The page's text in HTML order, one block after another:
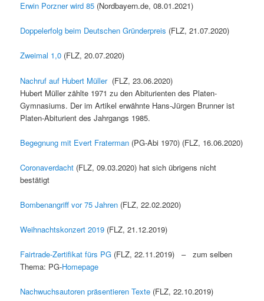
Erwin Porzner wird 85 (Nordbayern.de, 08.01.2021)
Doppelerfolg beim Deutschen Gründerpreis (FLZ, 21.07.2020)
Zweimal 1,0 (FLZ, 20.07.2020)
Nachruf auf Hubert Müller(FLZ, 23.06.2020)
Hubert Müller zählte 1971 zu den Abiturienten des Platen-
Gymnasiums. Der im Artikel erwähnte Hans-Jürgen Brunner ist
Platen-Abiturient des Jahrgangs 1985.
Begegnung mit Evert Fraterman (PG-Abi 1970) (FLZ, 16.06.2020)
Coronaverdacht (FLZ, 09.03.2020) hat sich übrigens nicht
bestätigt
Bombenangriff vor 75 Jahren (FLZ, 22.02.2020)
Weihnachtskonzert 2019 (FLZ, 21.12.2019)
Fairtrade-Zertifikat fürs PG (FLZ, 22.11.2019) – zum selben
Thema: PG-Homepage
Nachwuchsautoren präsentieren Texte (FLZ, 22.10.2019)